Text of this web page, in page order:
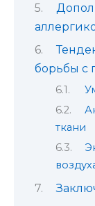
борьбы с
ткани